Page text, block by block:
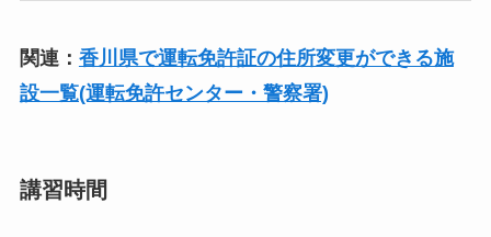
関連： 香川県で運転免許証の住所変更ができる施
設一覧(運転免許センター・警察署)
講習時間